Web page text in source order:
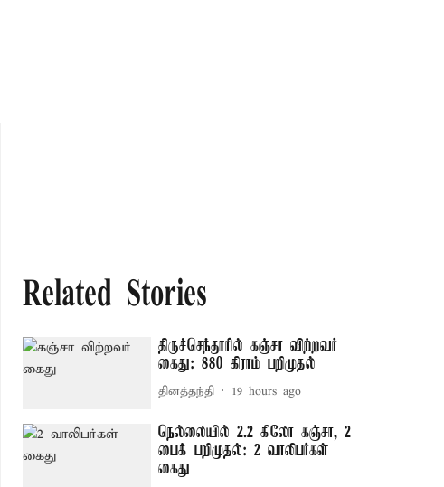
Related Stories
திருச்செந்தூரில் கஞ்சா விற்றவர்
கைது: 880 கிராம் பறிமுதல்
தினத்தந்தி 19 hours ago
நெல்லையில் 2.2 கிலோ கஞ்சா, 2
பைக் பறிமுதல்: 2 வாலிபர்கள்
கைது